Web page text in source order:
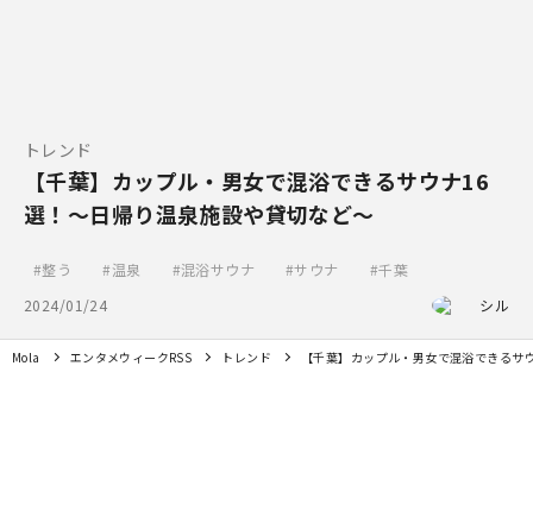
トレンド
【千葉】カップル・男女で混浴できるサウナ16
選！～日帰り温泉施設や貸切など～
整う 温泉 混浴サウナ サウナ
千葉
2024/01/24
シル
Mola エンタメウィークRSS トレンド 【千葉】カップル・男女で混浴できる